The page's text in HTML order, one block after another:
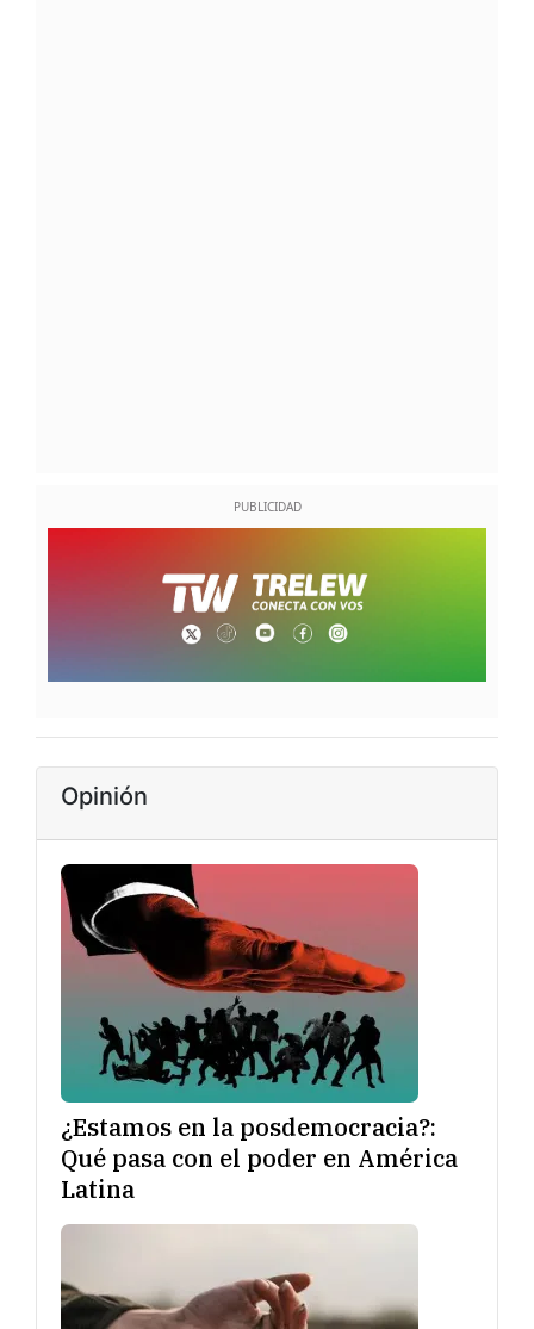
Opinión
¿Estamos en la posdemocracia?:
Qué pasa con el poder en América
Latina